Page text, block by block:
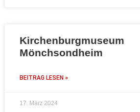
Kirchenburgmuseum
Mönchsondheim
BEITRAG LESEN »
17. März 2024